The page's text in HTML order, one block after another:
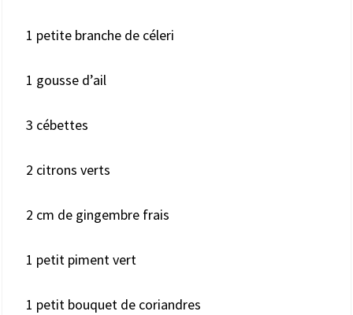
1 petite branche de céleri
1 gousse d’ail
3 cébettes
2 citrons verts
2 cm de gingembre frais
1 petit piment vert
1 petit bouquet de coriandres